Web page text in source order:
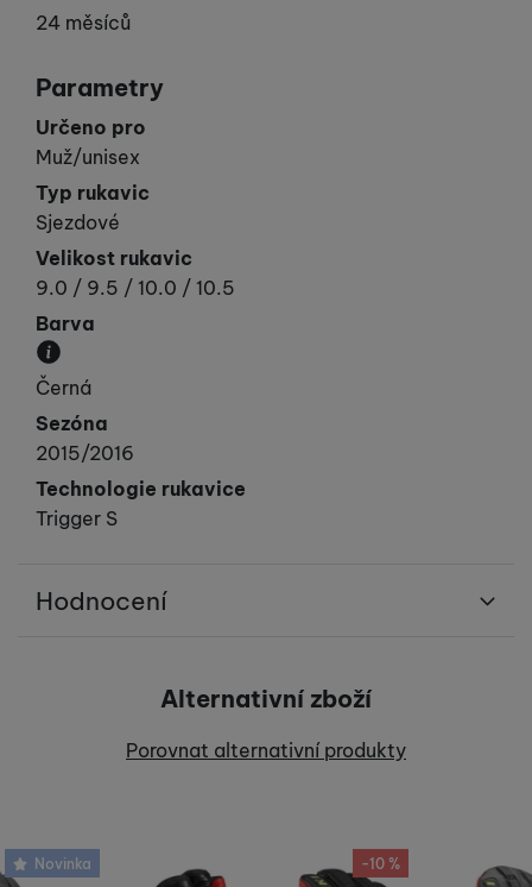
24 měsíců
Parametry
Určeno pro
Muž/unisex
Typ rukavic
Sjezdové
Velikost rukavic
9.0 / 9.5 / 10.0 / 10.5
Barva
Převládající barva výrobku.
Černá
Sezóna
2015/2016
Technologie rukavice
Trigger S
Hodnocení
Recenze
Alternativní zboží
Porovnat alternativní produkty
-10 %
Novinka